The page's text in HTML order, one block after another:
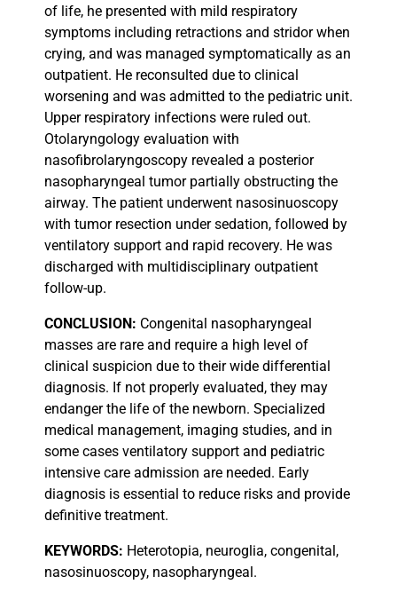
of life, he presented with mild respiratory
symptoms including retractions and stridor when
crying, and was managed symptomatically as an
outpatient. He reconsulted due to clinical
worsening and was admitted to the pediatric unit.
Upper respiratory infections were ruled out.
Otolaryngology evaluation with
nasofibrolaryngoscopy revealed a posterior
nasopharyngeal tumor partially obstructing the
airway. The patient underwent nasosinuoscopy
with tumor resection under sedation, followed by
ventilatory support and rapid recovery. He was
discharged with multidisciplinary outpatient
follow-up.
CONCLUSION: Congenital nasopharyngeal
masses are rare and require a high level of
clinical suspicion due to their wide differential
diagnosis. If not properly evaluated, they may
endanger the life of the newborn. Specialized
medical management, imaging studies, and in
some cases ventilatory support and pediatric
intensive care admission are needed. Early
diagnosis is essential to reduce risks and provide
definitive treatment.
KEYWORDS: Heterotopia, neuroglia, congenital,
nasosinuoscopy, nasopharyngeal.